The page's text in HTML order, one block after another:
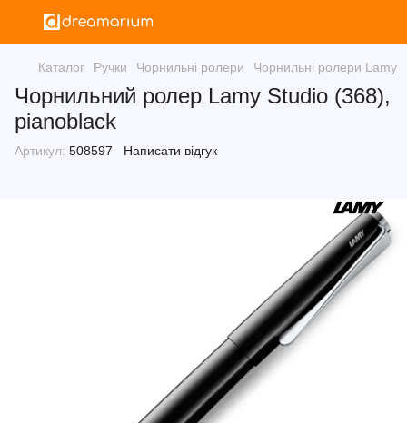
Каталог Ручки Чорнильні ролери Чорнильні ролери Lamy
Чорнильний ролер Lamy Studio (368),
pianoblack
Артикул: 508597 Написати відгук